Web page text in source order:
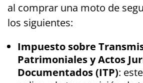
al comprar una moto de
los siguientes:
Impuesto sobre
Patrimoniales y Actos
Documentados (ITP):